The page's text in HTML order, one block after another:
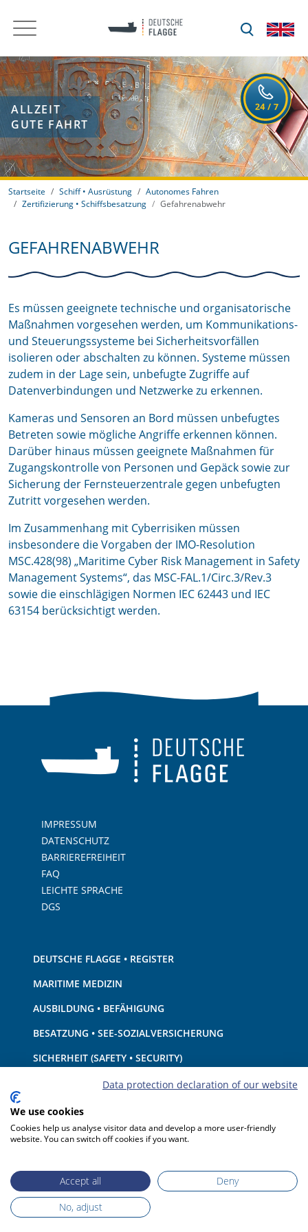
ALLZEIT
GUTE FAHRT
Startseite Schiff • Ausrüstung
Autonomes Fahren
Zertifizierung • Schiffsbesatzung
Gefahrenabwehr
GEFAHRENABWEHR
Es müssen geeignete technische und organisatorische
Maßnahmen vorgesehen werden, um Kommunikations-
und Steuerungssysteme bei Sicherheitsvorfällen
isolieren oder abschalten zu können. Systeme müssen
zudem in der Lage sein, unbefugte Zugriffe auf
Datenverbindungen und Netzwerke zu erkennen.
Kameras und Sensoren an Bord müssen unbefugtes
Betreten sowie mögliche Angriffe erkennen können.
Darüber hinaus müssen geeignete Maßnahmen für
Zugangskontrolle von Personen und Gepäck sowie zur
Sicherung der Fernsteuerzentrale gegen unbefugten
Zutritt vorgesehen werden.
Im Zusammenhang mit Cyberrisiken müssen
insbesondere die Vorgaben der IMO-Resolution
MSC.428(98) „Maritime Cyber Risk Management in Safety
Management Systems“, das MSC-FAL.1/Circ.3/Rev.3
sowie die einschlägigen Normen IEC 62443 und IEC
63154 berücksichtigt werden.
IMPRESSUM
DATENSCHUTZ
BARRIEREFREIHEIT
FAQ
LEICHTE SPRACHE
DGS
DEUTSCHE FLAGGE • REGISTER
MARITIME MEDIZIN
AUSBILDUNG • BEFÄHIGUNG
BESATZUNG • SEE-SOZIALVERSICHERUNG
SICHERHEIT (SAFETY • SECURITY)
SCHIFF • AUSRÜSTUNG
UMWELTSCHUTZ • KLIMA
HAFTUNG • FINANZEN
Data protection declaration of our website
We use cookies
Cookies help us analyse visitor data and develop a more user-friendly
website. You can switch off cookies if you want.
Accept all
Deny
No, adjust